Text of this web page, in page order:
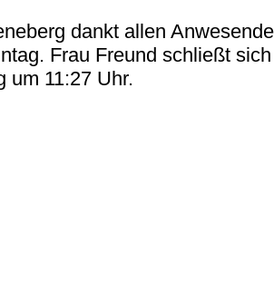
dankt allen
Frau Freund schließt
um 11:27 Uhr.